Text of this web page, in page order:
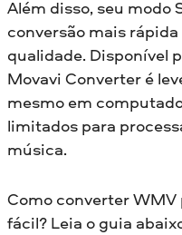
Além disso, seu modo
conversão mais
qualidade. Disponível
Movavi Converter é
mesmo em
limitados para
música.
Como converter WMV
fácil? Leia o guia